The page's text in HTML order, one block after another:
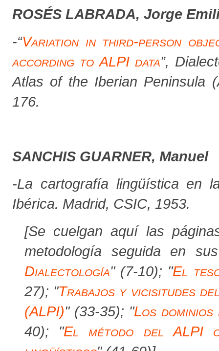
ROSÉS LABRADA, Jorge
-“Variation in third-person
according to ALPI data”,
Atlas of the Iberian Peninsula
176.
SANCHIS GUARNER, Manuel
-La cartografía lingüística en
Ibérica. Madrid, CSIC, 1953.
[Se cuelgan aquí las
metodología seguida en
Dialectología" (7-10); "El
27); "Trabajos y vicisitudes
(ALPI)" (33-35); "Los
40); "El método del ALPI